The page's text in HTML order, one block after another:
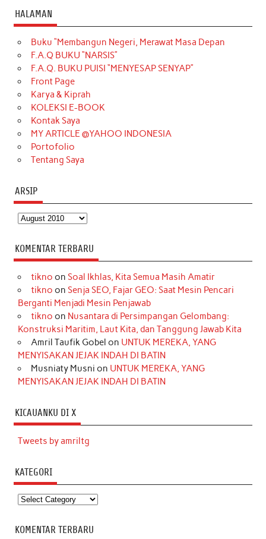
c
e
b
o
o
k
t
a
g
r
a
m
T
o
k
t
e
r
k
e
d
t
t
e
T
u
b
HALAMAN
Buku “Membangun Negeri, Merawat Masa Depan
F.A.Q BUKU “NARSIS”
F.A.Q. BUKU PUISI “MENYESAP SENYAP”
Front Page
Karya & Kiprah
KOLEKSI E-BOOK
Kontak Saya
MY ARTICLE @YAHOO INDONESIA
Portofolio
Tentang Saya
ARSIP
Arsip
KOMENTAR TERBARU
tikno on Soal Ikhlas, Kita Semua Masih Amatir
tikno on Senja SEO, Fajar GEO: Saat Mesin Pencari
Berganti Menjadi Mesin Penjawab
tikno on Nusantara di Persimpangan Gelombang:
Konstruksi Maritim, Laut Kita, dan Tanggung Jawab Kita
Amril Taufik Gobel on UNTUK MEREKA, YANG
MENYISAKAN JEJAK INDAH DI BATIN
Musniaty Musni on UNTUK MEREKA, YANG
MENYISAKAN JEJAK INDAH DI BATIN
KICAUANKU DI X
Tweets by amriltg
KATEGORI
Kategori
KOMENTAR TERBARU